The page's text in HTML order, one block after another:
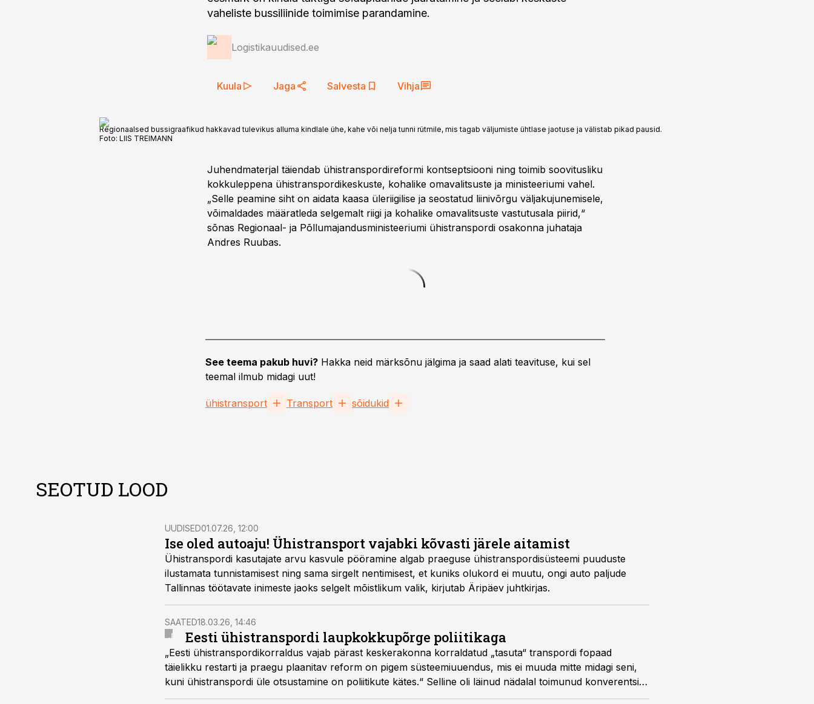
vaheliste bussiliinide toimimise parandamine.
Logistikauudised.ee
Kuula Jaga Salvesta Vihja
Regionaalsed bussigraafikud hakkavad tulevikus alluma kindlale ühe, kahe või nelja tunni rütmile, mis tagab väljumiste ühtlase jaotuse ja välistab pikad pausid.
Foto: LIIS TREIMANN
Juhendmaterjal täiendab ühistranspordireformi kontseptsiooni ning toimib soovitusliku
kokkuleppena ühistranspordikeskuste, kohalike omavalitsuste ja ministeeriumi vahel.
„Selle peamine siht on aidata kaasa üleriigilise ja seostatud liinivõrgu väljakujunemisele,
võimaldades määratleda selgemalt riigi ja kohalike omavalitsuste vastutusala piirid,“
sõnas Regionaal- ja Põllumajandusministeeriumi ühistranspordi osakonna juhataja
Andres Ruubas.
See teema pakub huvi? Hakka neid märksõnu jälgima ja saad alati teavituse, kui sel
teemal ilmub midagi uut!
ühistransport Transport sõidukid
SEOTUD LOOD
UUDISED01.07.26, 12:00
Ise oled autoaju! Ühistransport vajabki kõvasti järele aitamist
Ühistranspordi kasutajate arvu kasvule pööramine algab praeguse ühistranspordisüsteemi puuduste
ilustamata tunnistamisest ning sama sirgelt nentimisest, et kuniks olukord ei muutu, ongi auto paljude
Tallinnas töötavate inimeste jaoks selgelt mõistlikum valik, kirjutab Äripäev juhtkirjas.
SAATED18.03.26, 14:46
Eesti ühistranspordi laupkokkupõrge poliitikaga
„Eesti ühistranspordikorraldus vajab pärast keskerakonna korraldatud „tasuta“ transpordi fopaad
täielikku restarti ja praegu plaanitav reform on pigem süsteemiuuendus, mis ei muuda mitte midagi seni,
kuni ühistranspordi üle otsustamine on poliitikute kätes.“ Selline oli läinud nädalal toimunud konverentsi
„Transport ja liikuvus 2026“ lühikokkuvõte ja sama tõdeti ka värskes „Logistikauudised eetris“